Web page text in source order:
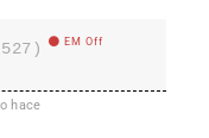
EM Off
hace